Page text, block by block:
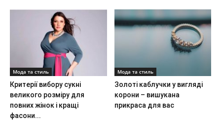
Мода та стиль
Критерії вибору сукні
великого розміру для
повних жінок і кращі
фасони...
Мода та стиль
Золоті каблучки у вигляді
корони – вишукана
прикраса для вас